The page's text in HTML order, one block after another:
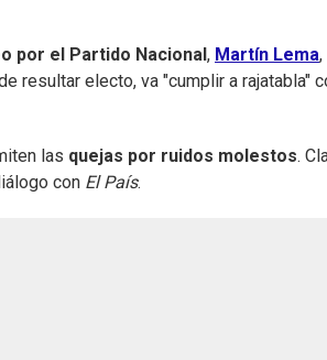
por el Partido Nacional , Martín Lema
resultar electo, va "cumplir a rajatabla"
las quejas por ruidos molestos.
con El País.